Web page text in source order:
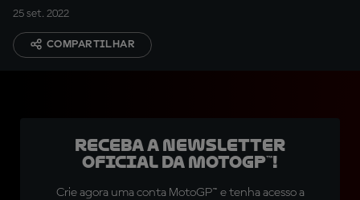
25 set. 2022
COMPARTILHAR
Receba a newsletter
oficial da MotoGP™!
Crie agora uma conta MotoGP™ e tenha acesso a